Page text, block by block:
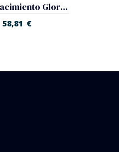
Maria (Nacimiento Gloria)
58,81 €